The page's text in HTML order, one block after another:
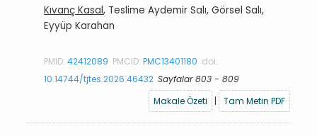
Kıvanç Kasal, Teslime Aydemir Salı, Görsel Salı,
Eyyüp Karahan
PMID:42412089 PMCID:PMC13401180 doi:
10.14744/tjtes.2026.46432 Sayfalar 803 - 809
Makale Özeti
| Tam Metin PDF